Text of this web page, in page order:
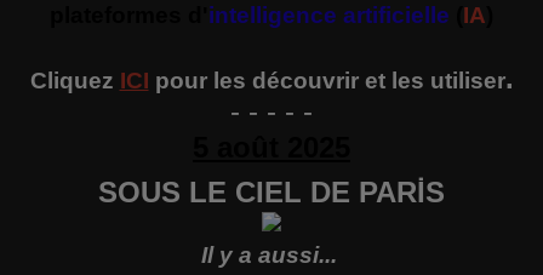
intelligence artificielle IA
Cliquez ICI pour les découvrir et les utiliser.
- - - - -
SOUS LE CIEL DE PARİS
Il y a aussi...